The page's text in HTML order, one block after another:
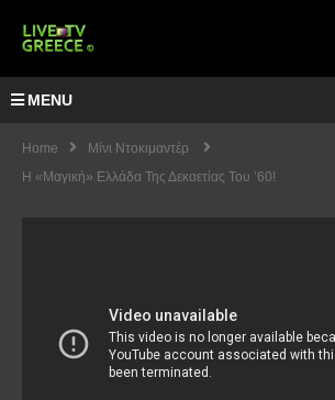
MENU
Home
Μίνι Ντοκιμαντέρ
Η «μαγική» Ελλάδα Της Δεκαετίας Του ’60!